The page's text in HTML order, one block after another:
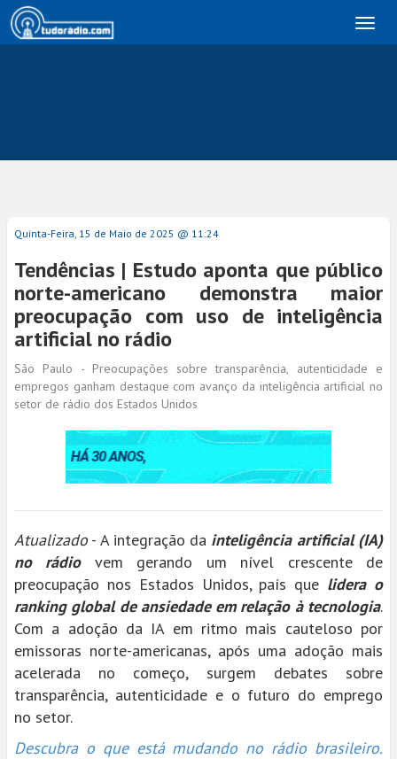
Quinta-Feira, 15 de Maio de 2025 @ 11:24
Tendências | Estudo aponta que público
norte-americano demonstra maior
preocupação com uso de inteligência
artificial no rádio
São Paulo - Preocupações sobre transparência, autenticidade e
empregos ganham destaque com avanço da inteligência artificial no
setor de rádio dos Estados Unidos
Atualizado- A integração da inteligência artificial (IA)
no rádio vem gerando um nível crescente de
preocupação nos Estados Unidos, país que lidera o
ranking global de ansiedade em relação à tecnologia.
Com a adoção da IA em ritmo mais cauteloso por
emissoras norte-americanas, após uma adoção mais
acelerada no começo, surgem debates sobre
transparência, autenticidade e o futuro do emprego
no setor.
Descubra o que está mudando no rádio brasileiro.